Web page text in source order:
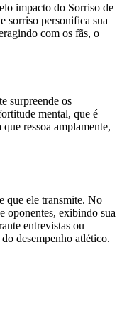
impacto do Sorriso de
sorriso personifica sua
com os fãs, o
surpreende os
mental, que é
ressoa amplamente,
que ele transmite. No
oponentes, exibindo sua
entrevistas ou
desempenho atlético.